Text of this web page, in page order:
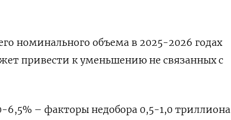
номинального объема в 2025-2026 годах
привести к уменьшению не связанных с
– факторы недобора 0,5-1,0 триллиона